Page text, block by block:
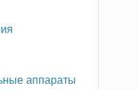
аппараты